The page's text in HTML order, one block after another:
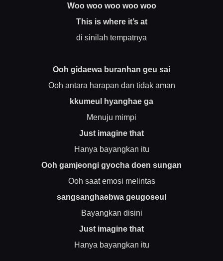
Woo woo woo woo woo
This is where it’s at
di sinilah tempatnya
Ooh gidaewa buranhan geu sai
Ooh antara harapan dan tidak aman
kkumeul hyanghae ga
Menuju mimpi
Just imagine that
Hanya bayangkan itu
Ooh gamjeongi gyocha doen sungan
Ooh saat emosi melintas
sangsanghaebwa geugoseul
Bayangkan disini
Just imagine that
Hanya bayangkan itu